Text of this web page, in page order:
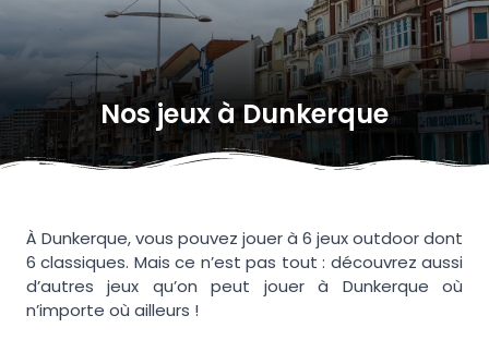
Nos jeux àDunkerque
À Dunkerque, vous pouvez jouer à 6 jeux outdoor dont
6 classiques. Mais ce n’est pas tout : découvrez aussi
d’autres jeux qu’on peut jouer à Dunkerque où
n’importe où ailleurs !